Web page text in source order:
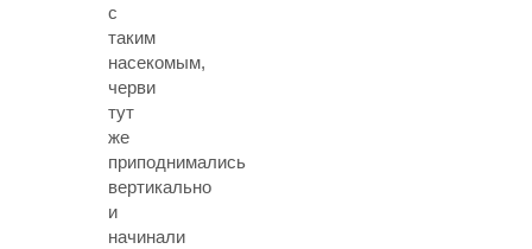
с
таким
насекомым,
черви
тут
же
приподнимались
вертикально
и
начинали